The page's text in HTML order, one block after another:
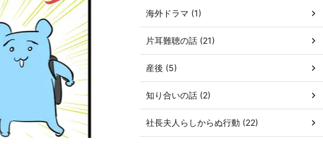
海外ドラマ (1)
片耳難聴の話 (21)
産後 (5)
知り合いの話 (2)
社長夫人らしからぬ行動 (22)